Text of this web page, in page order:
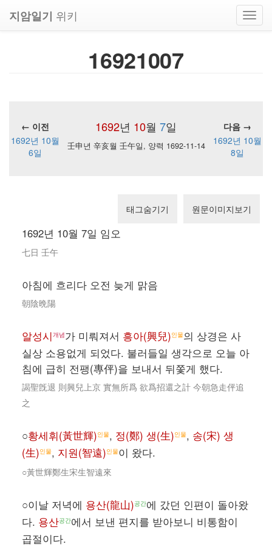
지암일기 위키
16921007
1692년 10월 7일
← 이전
다음 →
1692년 10월
6일
壬申년 辛亥월 壬午일, 양력 1692-11-14
1692년 10월
8일
태그숨기기 원문이미지보기
1692년 10월 7일 임오
七日 壬午
아침에 흐리다 오전 늦게 맑음
朝陰晩陽
알성시 개념가 미뤄져서 흥아(興兒)인물의 상경은 사
실상 소용없게 되었다. 불러들일 생각으로 오늘 아
침에 급히 전팽(專伻)을 보내서 뒤쫓게 했다.
謁聖旣退 則興兒上京 實無所爲 欲爲招還之計 今朝急走伻追
之
○황세휘(黃世輝)인물, 정(鄭) 생(生)인물, 송(宋) 생
(生)인물, 지원(智遠)인물이 왔다.
○黃世輝鄭生宋生智遠來
○이날 저녁에 용산(龍山)공간에 갔던 인편이 돌아왔
다. 용산공간에서 보낸 편지를 받아보니 비통함이
곱절이다.